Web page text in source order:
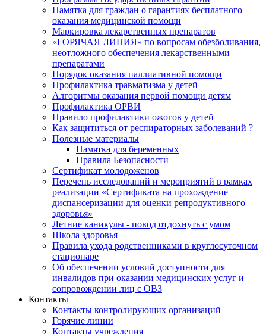
Памятка для граждан о гарантиях бесплатного
оказания медицинской помощи
Маркировка лекарственных препаратов
«ГОРЯЧАЯ ЛИНИЯ» по вопросам обезболивания,
неотложного обеспечения лекарственными
препаратами
Порядок оказания паллиативной помощи
Профилактика травматизма у детей
Алгоритмы оказания первой помощи детям
Профилактика ОРВИ
Правило профилактики ожогов у детей
Как защититься от респираторных заболеваний ?
Полезные материалы
Памятка для беременных
Правила Безопасности
Сертификат молодоженов
Перечень исследований и мероприятий в рамках
реализации «Сертификата на прохождение
диспансеризации для оценки репродуктивного
здоровья»
Летние каникулы - повод отдохнуть с умом
Школа здоровья
Правила ухода родственниками в круглосуточном
стационаре
Об обеспечении условий доступности для
инвалидов при оказании медицинских услуг и
сопровождении лиц с ОВЗ
Контакты
Контакты контролирующих организаций
Горячие линии
Контакты учреждения